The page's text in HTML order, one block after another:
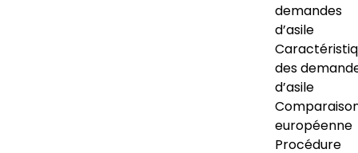
demandes
d’asile
des
d’asile
européenne
Procédure